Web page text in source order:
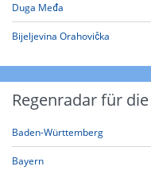
Duga Međa
Bijeljevina Orahovička
Regenradar für
Baden-Württemberg
Bayern